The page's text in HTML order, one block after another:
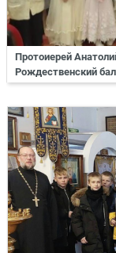
Протоиерей
Рождественский бал